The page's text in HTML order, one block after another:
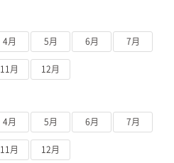
4月 5月 6月 7月
11月 12月
4月 5月 6月 7月
11月 12月